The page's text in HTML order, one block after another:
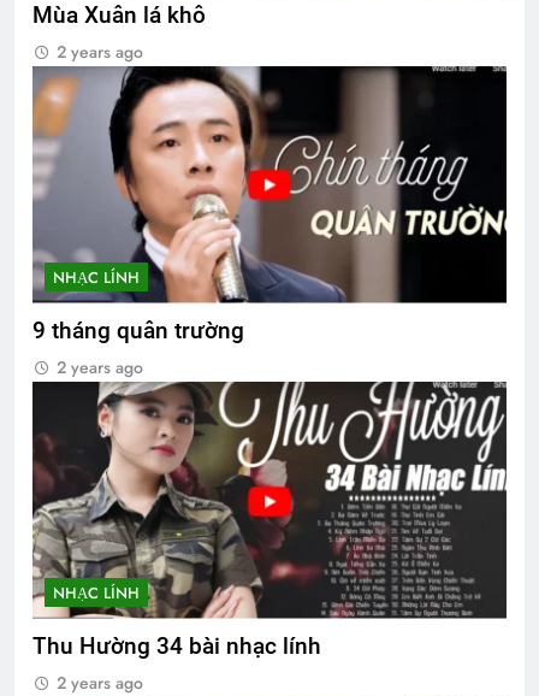
Mùa Xuân lá khô
2 years ago
NHẠC LÍNH
9 tháng quân trường
2 years ago
NHẠC LÍNH
Thu Hường 34 bài nhạc lính
2 years ago